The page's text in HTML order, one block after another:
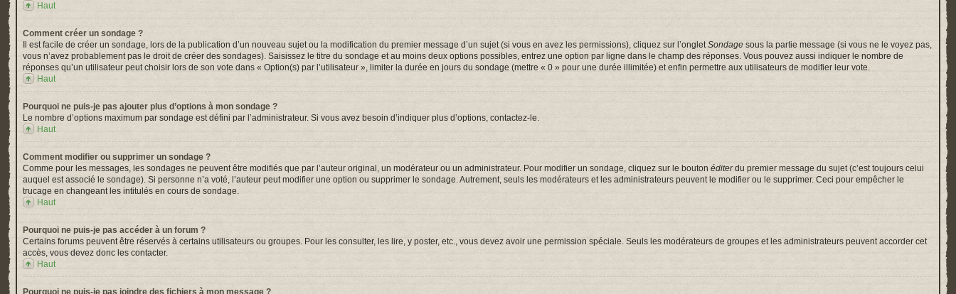
Haut
Comment créer un sondage ?
Il est facile de créer un sondage, lors de la publication d’un nouveau sujet ou la modification du premier message d’un sujet (si vous en avez les permissions), cliquez sur l’ongletSondage sous la partie message (si vous ne le voyez pas,
vous n’avez probablement pas le droit de créer des sondages). Saisissez le titre du sondage et au moins deux options possibles, entrez une option par ligne dans le champ des réponses. Vous pouvez aussi indiquer le nombre de
réponses qu’un utilisateur peut choisir lors de son vote dans « Option(s) par l’utilisateur », limiter la durée en jours du sondage (mettre « 0 » pour une durée illimitée) et enfin permettre aux utilisateurs de modifier leur vote.
Haut
Pourquoi ne puis-je pas ajouter plus d’options à mon sondage ?
Le nombre d’options maximum par sondage est défini par l’administrateur. Si vous avez besoin d’indiquer plus d’options, contactez-le.
Haut
Comment modifier ou supprimer un sondage ?
Comme pour les messages, les sondages ne peuvent être modifiés que par l’auteur original, un modérateur ou un administrateur. Pour modifier un sondage, cliquez sur le bouton éditerdu premier message du sujet (c’est toujours celui
auquel est associé le sondage). Si personne n’a voté, l’auteur peut modifier une option ou supprimer le sondage. Autrement, seuls les modérateurs et les administrateurs peuvent le modifier ou le supprimer. Ceci pour empêcher le
trucage en changeant les intitulés en cours de sondage.
Haut
Pourquoi ne puis-je pas accéder à un forum ?
Certains forums peuvent être réservés à certains utilisateurs ou groupes. Pour les consulter, les lire, y poster, etc., vous devez avoir une permission spéciale. Seuls les modérateurs de groupes et les administrateurs peuvent accorder cet
accès, vous devez donc les contacter.
Haut
Pourquoi ne puis-je pas joindre des fichiers à mon message ?